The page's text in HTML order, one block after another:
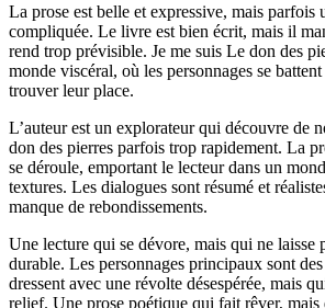
La prose est belle et expressive, mais parfois
compliquée. Le livre est bien écrit, mais il
rend trop prévisible. Je me suis Le don des
monde viscéral, où les personnages se
trouver leur place.
L’auteur est un explorateur qui découvre de
don des pierres parfois trop rapidement. La
se déroule, emportant le lecteur dans un
textures. Les dialogues sont résumé et
manque de rebondissements.
Une lecture qui se dévore, mais qui ne laisse
durable. Les personnages principaux sont
dressent avec une révolte désespérée, mais
relief. Une prose poétique qui fait rêver, mais